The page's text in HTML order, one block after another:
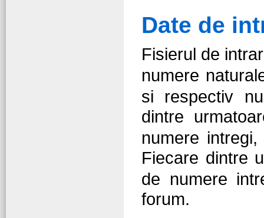
Date de
Fisierul de
numere
si respectiv
dintre
numere
Fiecare dintre
de numere
forum.